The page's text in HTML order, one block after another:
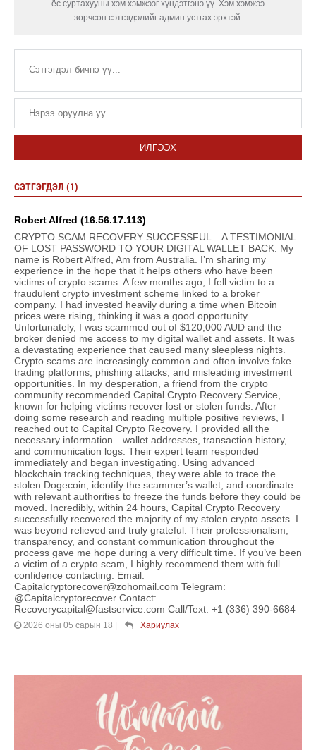
ёс суртахууны хэм хэмжээг хүндэтгэнэ үү. Хэм хэмжээ
зөрчсөн сэтгэгдэлийг админ устгах эрхтэй.
ИЛГЭЭХ
СЭТГЭГДЭЛ (1)
Robert Alfred (16.56.17.113)
CRYPTO SCAM RECOVERY SUCCESSFUL – A TESTIMONIAL
OF LOST PASSWORD TO YOUR DIGITAL WALLET BACK. My
name is Robert Alfred, Am from Australia. I’m sharing my
experience in the hope that it helps others who have been
victims of crypto scams. A few months ago, I fell victim to a
fraudulent crypto investment scheme linked to a broker
company. I had invested heavily during a time when Bitcoin
prices were rising, thinking it was a good opportunity.
Unfortunately, I was scammed out of $120,000 AUD and the
broker denied me access to my digital wallet and assets. It was
a devastating experience that caused many sleepless nights.
Crypto scams are increasingly common and often involve fake
trading platforms, phishing attacks, and misleading investment
opportunities. In my desperation, a friend from the crypto
community recommended Capital Crypto Recovery Service,
known for helping victims recover lost or stolen funds. After
doing some research and reading multiple positive reviews, I
reached out to Capital Crypto Recovery. I provided all the
necessary information—wallet addresses, transaction history,
and communication logs. Their expert team responded
immediately and began investigating. Using advanced
blockchain tracking techniques, they were able to trace the
stolen Dogecoin, identify the scammer’s wallet, and coordinate
with relevant authorities to freeze the funds before they could be
moved. Incredibly, within 24 hours, Capital Crypto Recovery
successfully recovered the majority of my stolen crypto assets. I
was beyond relieved and truly grateful. Their professionalism,
transparency, and constant communication throughout the
process gave me hope during a very difficult time. If you’ve been
a victim of a crypto scam, I highly recommend them with full
confidence contacting: Email:
Capitalcryptorecover@zohomail.com Telegram:
@Capitalcryptorecover Contact:
Recoverycapital@fastservice.com Call/Text: +1 (336) 390-6684
2026 оны 05 сарын 18 | Хариулах